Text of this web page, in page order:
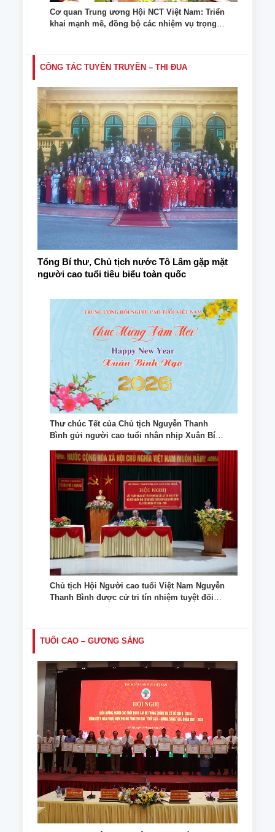
Cơ quan Trung ương Hội NCT Việt Nam: Triển
khai mạnh mẽ, đồng bộ các nhiệm vụ trọng
CÔNG TÁC TUYÊN TRUYỀN – THI ĐUA
Tổng Bí thư, Chủ tịch nước Tô Lâm gặp mặt
người cao tuổi tiêu biểu toàn quốc
Thư chúc Tết của Chủ tịch Nguyễn Thanh
Bình gửi người cao tuổi nhân nhịp Xuân Bính
Chủ tịch Hội Người cao tuổi Việt Nam Nguyễn
Thanh Bình được cử tri tín nhiệm tuyệt đối
TUỔI CAO – GƯƠNG SÁNG